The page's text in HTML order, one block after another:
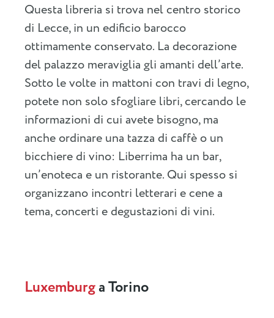
Questa libreria si trova nel centro storico
di Lecce, in un edificio barocco
ottimamente conservato. La decorazione
del palazzo meraviglia gli amanti dell’arte.
Sotto le volte in mattoni con travi di legno,
potete non solo sfogliare libri, cercando le
informazioni di cui avete bisogno, ma
anche ordinare una tazza di caffè o un
bicchiere di vino: Liberrima ha un bar,
un’enoteca e un ristorante. Qui spesso si
organizzano incontri letterari e cene a
tema, concerti e degustazioni di vini.
Luxemburga Torino